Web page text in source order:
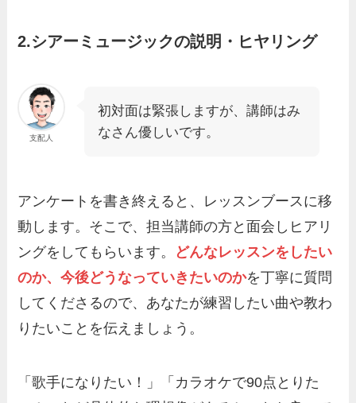
2.シアーミュージックの説明・ヒヤリング
支配人
初対面は緊張しますが、講師はみ
なさん優しいです。
アンケートを書き終えると、レッスンブースに移
動します。そこで、担当講師の方と面会しヒアリ
ングをしてもらいます。
どんなレッスンをしたい
のか、今後どうなっていきたいのかを丁寧に質問
してくださるので、あなたが練習したい曲や教わ
りたいことを伝えましょう。
「歌手になりたい！」「カラオケで90点とりた